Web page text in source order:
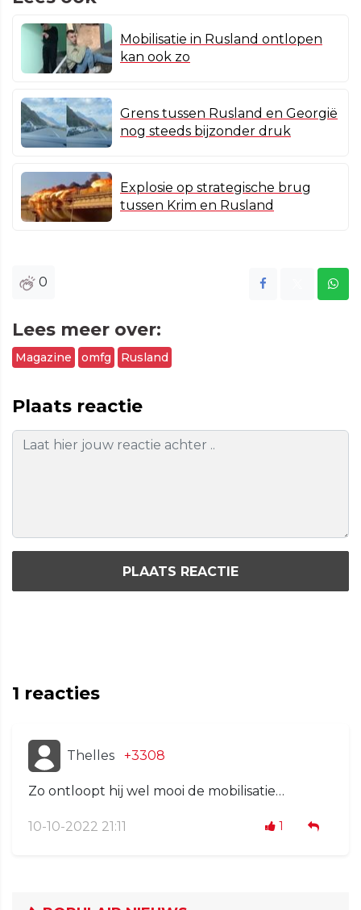
Mobilisatie in Rusland ontlopen
kan ook zo
Grens tussen Rusland en Georgië
nog steeds bijzonder druk
Explosie op strategische brug
tussen Krim en Rusland
0
Lees meer over:
Magazine omfg Rusland
Plaats reactie
PLAATS REACTIE
1 reacties
Thelles +3308
Zo ontloopt hij wel mooi de mobilisatie…
10-10-2022 21:11 1